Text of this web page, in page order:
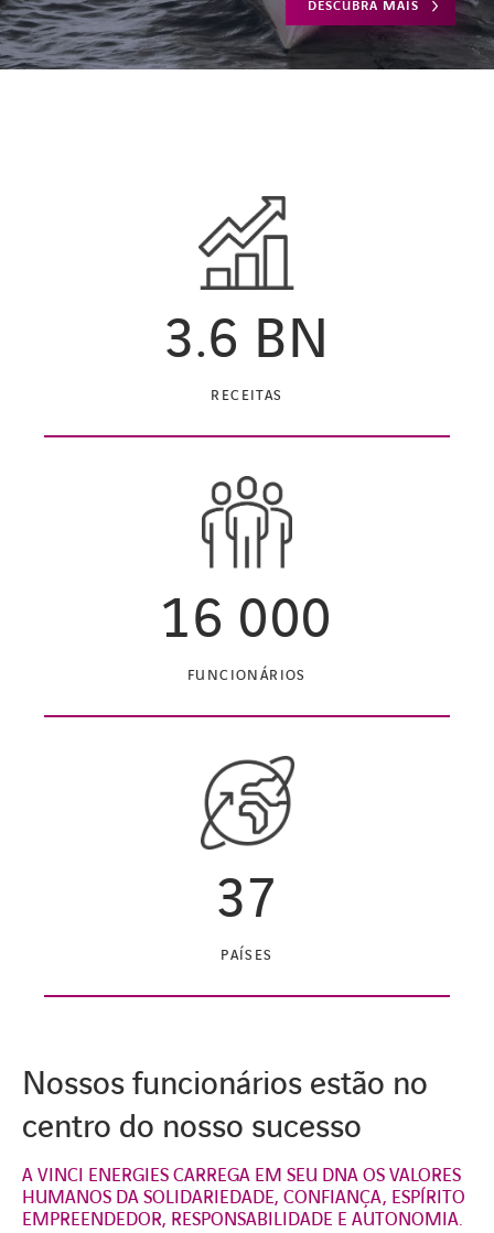
DESCUBRA MAIS
3.6 BN
RECEITAS
16 000
FUNCIONÁRIOS
37
PAÍSES
Nossos funcionários estão no
centro do nosso sucesso
A VINCI ENERGIES CARREGA EM SEU DNA OS VALORES
HUMANOS DA SOLIDARIEDADE, CONFIANÇA, ESPÍRITO
EMPREENDEDOR, RESPONSABILIDADE E AUTONOMIA.